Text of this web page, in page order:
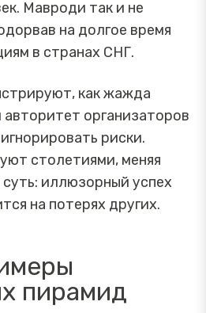
Мавроди так и не
на долгое время
в странах СНГ.
как жажда
организаторов
риски.
столетиями, меняя
иллюзорный успех
на потерях других.
пирамид